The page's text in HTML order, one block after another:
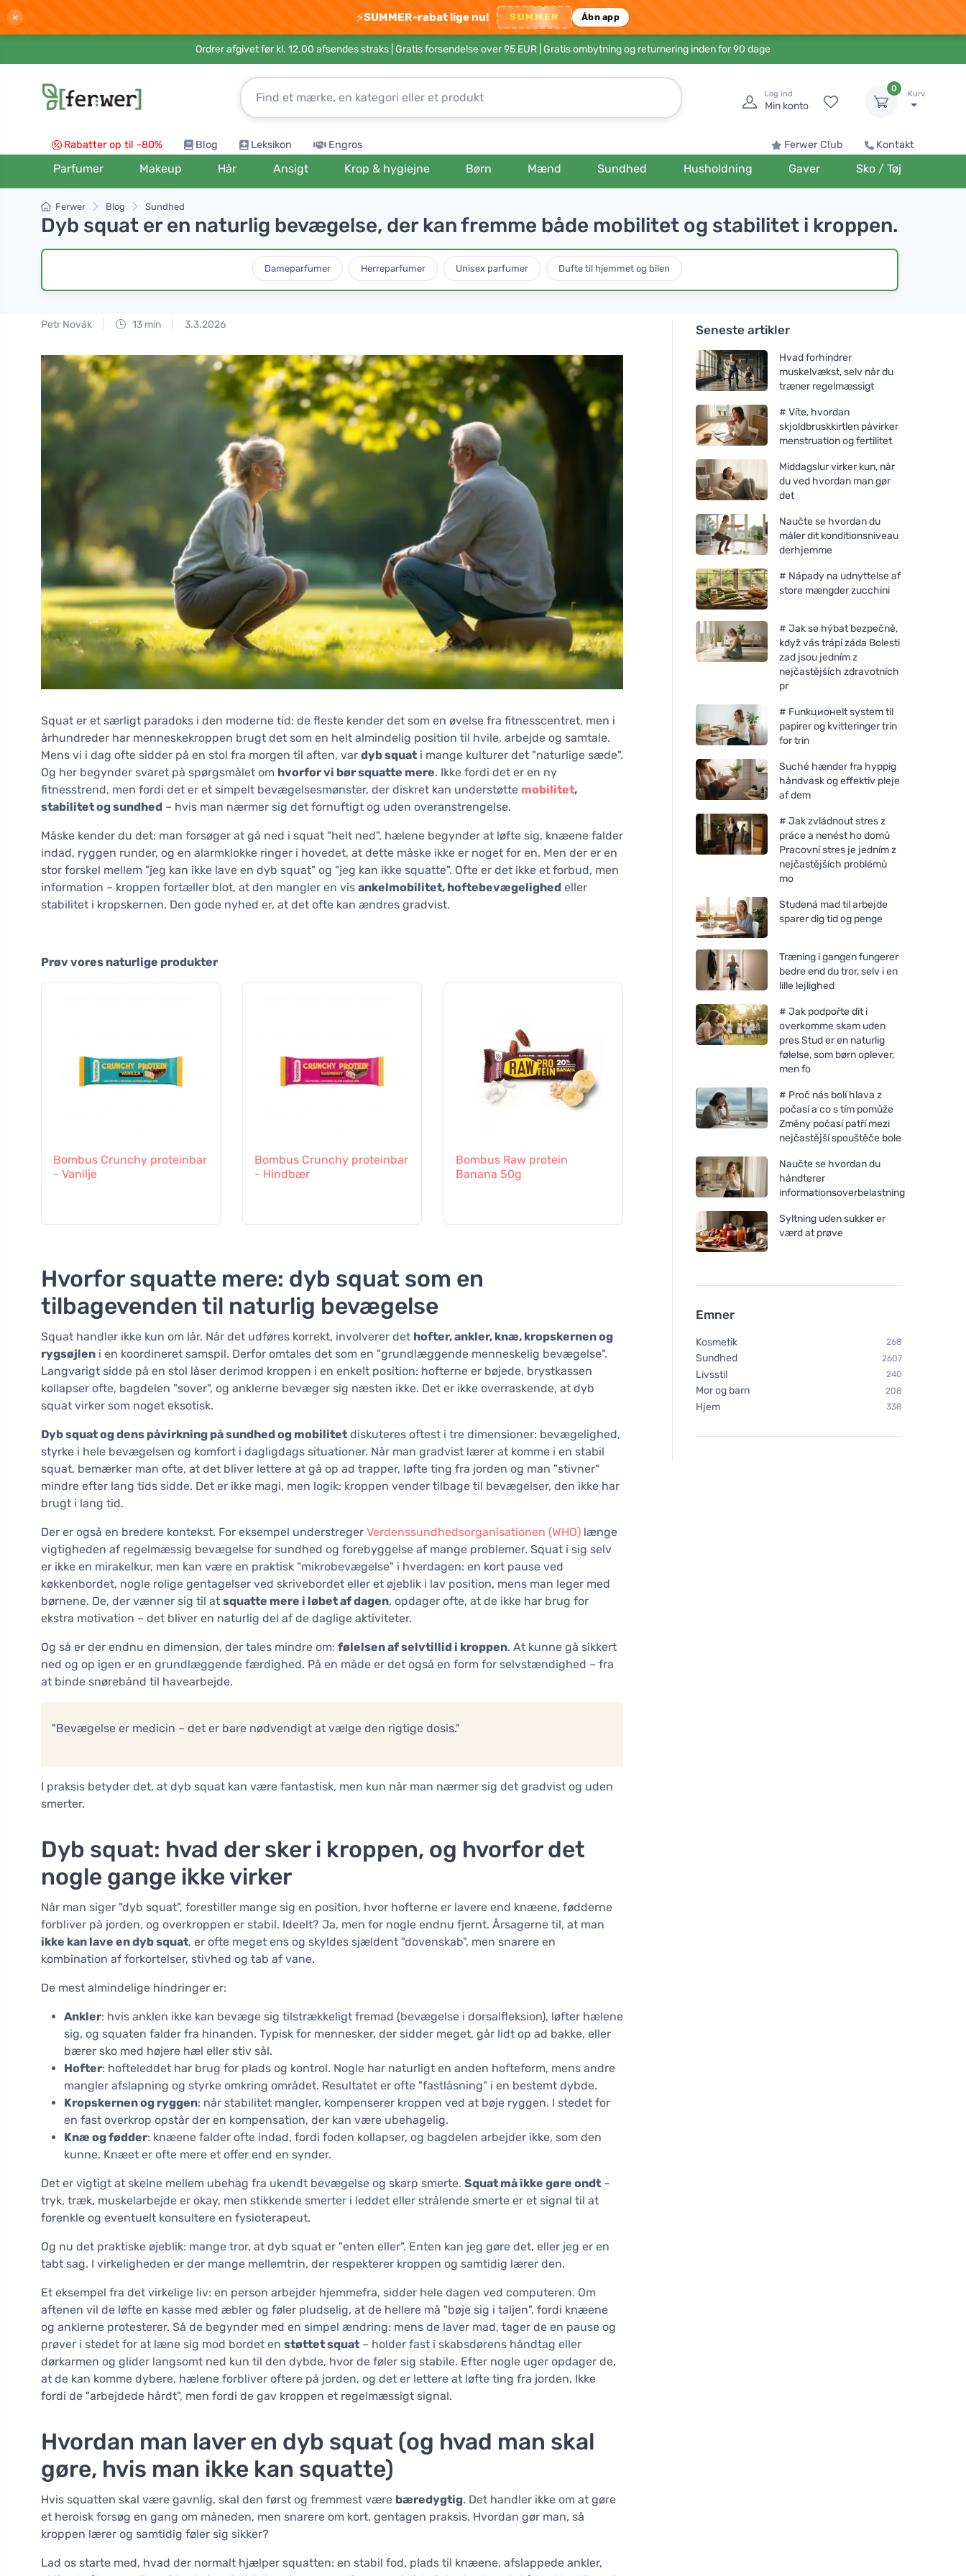
× ⚡SUMMER-rabat lige nu! SUMMER Åbn app
Ordrer afgivet før kl. 12.00 afsendes straks | Gratis forsendelse over 95 EUR | Gratis ombytning og returnering inden for 90 dage
Log ind
Min konto
0
Kurv
Rabatter op til -80% Blog Leksikon Engros Ferwer Club Kontakt
Parfumer Makeup Hår Ansigt Krop & hygiejne Børn Mænd Sundhed Husholdning Gaver Sko / Tøj
Ferwer Blog Sundhed
Dyb squat er en naturlig bevægelse, der kan fremme både mobilitet og stabilitet i kroppen.
Dameparfumer Herreparfumer Unisex parfumer Dufte til hjemmet og bilen
Petr Novák 13 min 3.3.2026
Squat er et særligt paradoks i den moderne tid: de fleste kender det som en øvelse fra fitnesscentret, men i
århundreder har menneskekroppen brugt det som en helt almindelig position til hvile, arbejde og samtale.
Mens vi i dag ofte sidder på en stol fra morgen til aften, var dyb squat i mange kulturer det "naturlige sæde".
Og her begynder svaret på spørgsmålet om hvorfor vi bør squatte mere. Ikke fordi det er en ny
fitnesstrend, men fordi det er et simpelt bevægelsesmønster, der diskret kan understøtte mobilitet,
stabilitet og sundhed – hvis man nærmer sig det fornuftigt og uden overanstrengelse.
Måske kender du det: man forsøger at gå ned i squat "helt ned", hælene begynder at løfte sig, knæene falder
indad, ryggen runder, og en alarmklokke ringer i hovedet, at dette måske ikke er noget for en. Men der er en
stor forskel mellem "jeg kan ikke lave en dyb squat" og "jeg kan ikke squatte". Ofte er det ikke et forbud, men
information – kroppen fortæller blot, at den mangler en vis ankelmobilitet, hoftebevægelighed eller
stabilitet i kropskernen. Den gode nyhed er, at det ofte kan ændres gradvist.
Prøv vores naturlige produkter
Bombus Crunchy proteinbar
- Vanilje
Bombus Crunchy proteinbar
- Hindbær
Bombus Raw protein
Banana 50g
Bombus Raw protein Cocoa
beans 50g
Bombus Raw
Hvorfor squatte mere: dyb squat som en
tilbagevenden til naturlig bevægelse
Squat handler ikke kun om lår. Når det udføres korrekt, involverer det hofter, ankler, knæ, kropskernen og
rygsøjlen i en koordineret samspil. Derfor omtales det som en "grundlæggende menneskelig bevægelse".
Langvarigt sidde på en stol låser derimod kroppen i en enkelt position: hofterne er bøjede, brystkassen
kollapser ofte, bagdelen "sover", og anklerne bevæger sig næsten ikke. Det er ikke overraskende, at dyb
squat virker som noget eksotisk.
Dyb squat og dens påvirkning på sundhed og mobilitet diskuteres oftest i tre dimensioner: bevægelighed,
styrke i hele bevægelsen og komfort i dagligdags situationer. Når man gradvist lærer at komme i en stabil
squat, bemærker man ofte, at det bliver lettere at gå op ad trapper, løfte ting fra jorden og man "stivner"
mindre efter lang tids sidde. Det er ikke magi, men logik: kroppen vender tilbage til bevægelser, den ikke har
brugt i lang tid.
Der er også en bredere kontekst. For eksempel understreger Verdenssundhedsorganisationen (WHO) længe
vigtigheden af regelmæssig bevægelse for sundhed og forebyggelse af mange problemer. Squat i sig selv
er ikke en mirakelkur, men kan være en praktisk "mikrobevægelse" i hverdagen: en kort pause ved
køkkenbordet, nogle rolige gentagelser ved skrivebordet eller et øjeblik i lav position, mens man leger med
børnene. De, der vænner sig til at squatte mere i løbet af dagen, opdager ofte, at de ikke har brug for
ekstra motivation – det bliver en naturlig del af de daglige aktiviteter.
Og så er der endnu en dimension, der tales mindre om: følelsen af selvtillid i kroppen. At kunne gå sikkert
ned og op igen er en grundlæggende færdighed. På en måde er det også en form for selvstændighed – fra
at binde snørebånd til havearbejde.
"Bevægelse er medicin – det er bare nødvendigt at vælge den rigtige dosis."
I praksis betyder det, at dyb squat kan være fantastisk, men kun når man nærmer sig det gradvist og uden
smerter.
Dyb squat: hvad der sker i kroppen, og hvorfor det
nogle gange ikke virker
Når man siger "dyb squat", forestiller mange sig en position, hvor hofterne er lavere end knæene, fødderne
forbliver på jorden, og overkroppen er stabil. Ideelt? Ja, men for nogle endnu fjernt. Årsagerne til, at man
ikke kan lave en dyb squat, er ofte meget ens og skyldes sjældent "dovenskab", men snarere en
kombination af forkortelser, stivhed og tab af vane.
De mest almindelige hindringer er:
Ankler: hvis anklen ikke kan bevæge sig tilstrækkeligt fremad (bevægelse i dorsalfleksion), løfter hælene
sig, og squaten falder fra hinanden. Typisk for mennesker, der sidder meget, går lidt op ad bakke, eller
bærer sko med højere hæl eller stiv sål.
Hofter: hofteleddet har brug for plads og kontrol. Nogle har naturligt en anden hofteform, mens andre
mangler afslapning og styrke omkring området. Resultatet er ofte "fastlåsning" i en bestemt dybde.
Kropskernen og ryggen: når stabilitet mangler, kompenserer kroppen ved at bøje ryggen. I stedet for
en fast overkrop opstår der en kompensation, der kan være ubehagelig.
Knæ og fødder: knæene falder ofte indad, fordi foden kollapser, og bagdelen arbejder ikke, som den
kunne. Knæet er ofte mere et offer end en synder.
Det er vigtigt at skelne mellem ubehag fra ukendt bevægelse og skarp smerte. Squat må ikke gøre ondt –
tryk, træk, muskelarbejde er okay, men stikkende smerter i leddet eller strålende smerte er et signal til at
forenkle og eventuelt konsultere en fysioterapeut.
Og nu det praktiske øjeblik: mange tror, at dyb squat er "enten eller". Enten kan jeg gøre det, eller jeg er en
tabt sag. I virkeligheden er der mange mellemtrin, der respekterer kroppen og samtidig lærer den.
Et eksempel fra det virkelige liv: en person arbejder hjemmefra, sidder hele dagen ved computeren. Om
aftenen vil de løfte en kasse med æbler og føler pludselig, at de hellere må "bøje sig i taljen", fordi knæene
og anklerne protesterer. Så de begynder med en simpel ændring: mens de laver mad, tager de en pause og
prøver i stedet for at læne sig mod bordet en støttet squat – holder fast i skabsdørens håndtag eller
dørkarmen og glider langsomt ned kun til den dybde, hvor de føler sig stabile. Efter nogle uger opdager de,
at de kan komme dybere, hælene forbliver oftere på jorden, og det er lettere at løfte ting fra jorden. Ikke
fordi de "arbejdede hårdt", men fordi de gav kroppen et regelmæssigt signal.
Hvordan man laver en dyb squat (og hvad man skal
gøre, hvis man ikke kan squatte)
Hvis squatten skal være gavnlig, skal den først og fremmest være bæredygtig. Det handler ikke om at gøre
et heroisk forsøg en gang om måneden, men snarere om kort, gentagen praksis. Hvordan gør man, så
kroppen lærer og samtidig føler sig sikker?
Lad os starte med, hvad der normalt hjælper squatten: en stabil fod, plads til knæene, afslappede ankler,
Seneste artikler
Hvad forhindrer
muskelvækst, selv når du
træner regelmæssigt
# Víte, hvordan
skjoldbruskkirtlen påvirker
menstruation og fertilitet
Middagslur virker kun, når
du ved hvordan man gør
det
Naučte se hvordan du
måler dit konditionsniveau
derhjemme
# Nápady na udnyttelse af
store mængder zucchini
# Jak se hýbat bezpečně,
když vás trápí záda Bolesti
zad jsou jedním z
nejčastějších zdravotních
pr
# Funkционelt system til
papirer og kvitteringer trin
for trin
Suché hænder fra hyppig
håndvask og effektiv pleje
af dem
# Jak zvládnout stres z
práce a nenést ho domů
Pracovní stres je jedním z
nejčastějších problémů
mo
Studená mad til arbejde
sparer dig tid og penge
Træning i gangen fungerer
bedre end du tror, selv i en
lille lejlighed
# Jak podpořte dit i
overkomme skam uden
pres Stud er en naturlig
følelse, som børn oplever,
men fo
# Proč nás bolí hlava z
počasí a co s tím pomůže
Změny počasí patří mezi
nejčastější spouštěče bole
Naučte se hvordan du
håndterer
informationsoverbelastning
Syltning uden sukker er
værd at prøve
Emner
Kosmetik 268
Sundhed 2607
Livsstil 240
Mor og barn 208
Hjem 338